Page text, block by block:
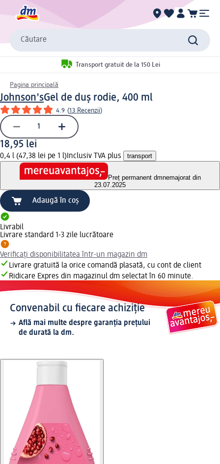
Căutare
Transport gratuit de la 150 Lei
Pagina principală
Johnson'sGel de duș rodie, 400 ml
4.9 (13 Recenzii)
18,95 lei
0,4 l (47,38 lei pe 1 l) Inclusiv TVA plus transport
Preț permanent dmnemajorat din
23.07.2025
Adaugă în coș
Livrabil
Livrare standard 1-3 zile lucrătoare
Verificați disponibilitatea într-un magazin dm
Livrare gratuită la orice comandă plasată, cu cont de client
Ridicare Expres din magazinul dm selectat în 60 minute.
Convenabil cu fiecare achiziție
Află mai multe despre garanția prețului
de durată la dm.